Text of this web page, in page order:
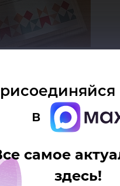
в
самое
здесь!
Югорского
копирование
активной